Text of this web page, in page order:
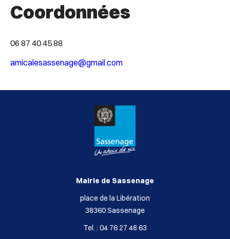
Coordonnées
06 87 40 45 88
amicalesassenage@gmail.com
Mairie de Sassenage
place de la Libération
38360 Sassenage
Tel. : 04 76 27 48 63